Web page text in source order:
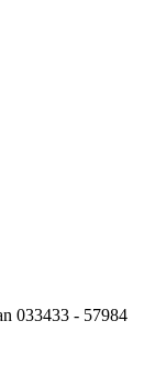
033433 - 57984